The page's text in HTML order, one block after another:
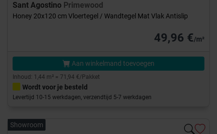
Sant Agostino Primewood
Honey 20x120 cm Vloertegel / Wandtegel Mat Vlak Antislip
49,96 €/m²
Aan winkelmand toevoegen
Inhoud: 1,44 m² = 71,94 €/Pakket
Wordt voor je besteld
Levertijd 10-15 werkdagen, verzendtijd 5-7 werkdagen
Showroom